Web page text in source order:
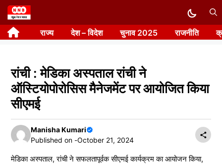
Skip
to
content राज्य देश – विदेश चुनाव 2025 राजनीति
रांची : मेडिका अस्पताल रांची ने
ऑस्टियोपोरोसिस मैनेजमेंट पर आयोजित किया
सीएमई
Manisha Kumari
Published on -October 21, 2024
मेडिका अस्पताल, रांची ने सफलतापूर्वक सीएमई कार्यक्रम का आयोजन किया,